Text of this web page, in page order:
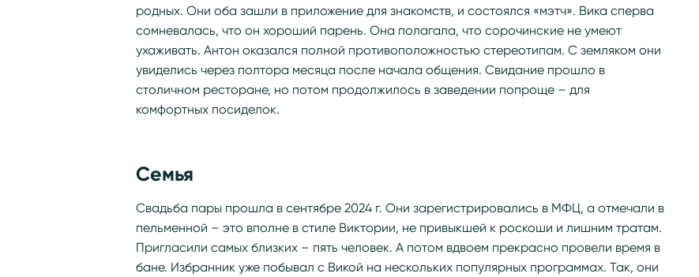
родных. Они оба зашли в приложение для знакомств, и состоялся «мэтч». Вика сперва
сомневалась, что он хороший парень. Она полагала, что сорочинские не умеют
ухаживать. Антон оказался полной противоположностью стереотипам. С земляком они
увиделись через полтора месяца после начала общения. Свидание прошло в
столичном ресторане, но потом продолжилось в заведении попроще – для
комфортных посиделок.
Семья
Свадьба пары прошла в сентябре 2024 г. Они зарегистрировались в МФЦ, а отмечали в
пельменной – это вполне в стиле Виктории, не привыкшей к роскоши и лишним тратам.
Пригласили самых близких – пять человек. А потом вдвоем прекрасно провели время в
бане. Избранник уже побывал с Викой на нескольких популярных программах. Так, они